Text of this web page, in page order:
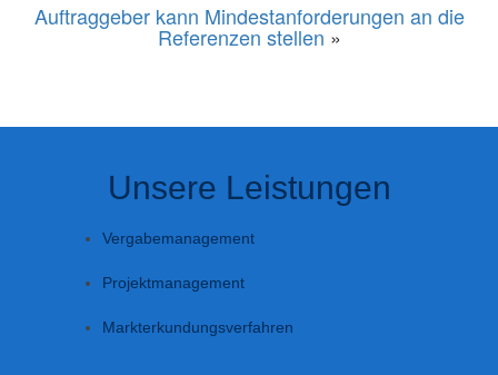
Auftraggeber kann Mindestanforderungen an die
Referenzen stellen »
Unsere Leistungen
Vergabemanagement
Projektmanagement
Markterkundungsverfahren